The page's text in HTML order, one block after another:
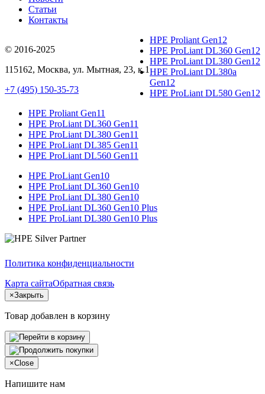
Статьи
Контакты
© 2016-2025
115162, Москва, ул. Мытная, 23, к.1
+7 (495) 150-35-73
HPE Proliant Gen12
HPE ProLiant DL360 Gen12
HPE ProLiant DL380 Gen12
HPE ProLiant DL380a
Gen12
HPE ProLiant DL580 Gen12
HPE Proliant Gen11
HPE ProLiant DL360 Gen11
HPE ProLiant DL380 Gen11
HPE ProLiant DL385 Gen11
HPE ProLiant DL560 Gen11
HPE ProLiant Gen10
HPE ProLiant DL360 Gen10
HPE ProLiant DL380 Gen10
HPE ProLiant DL360 Gen10 Plus
HPE ProLiant DL380 Gen10 Plus
Политика конфиденциальности
Карта сайтаОбратная связь
×Закрыть
Товар добавлен в корзину
×Close
Напишите нам